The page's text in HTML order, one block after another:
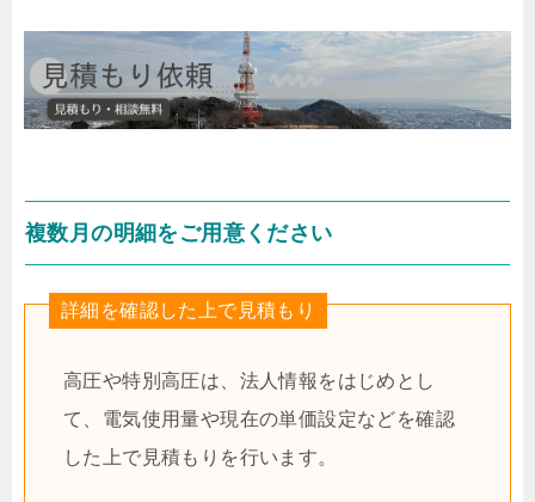
複数月の明細をご用意ください
詳細を確認した上で見積もり
高圧や特別高圧は、法人情報をはじめとし
て、電気使用量や現在の単価設定などを確認
した上で見積もりを行います。